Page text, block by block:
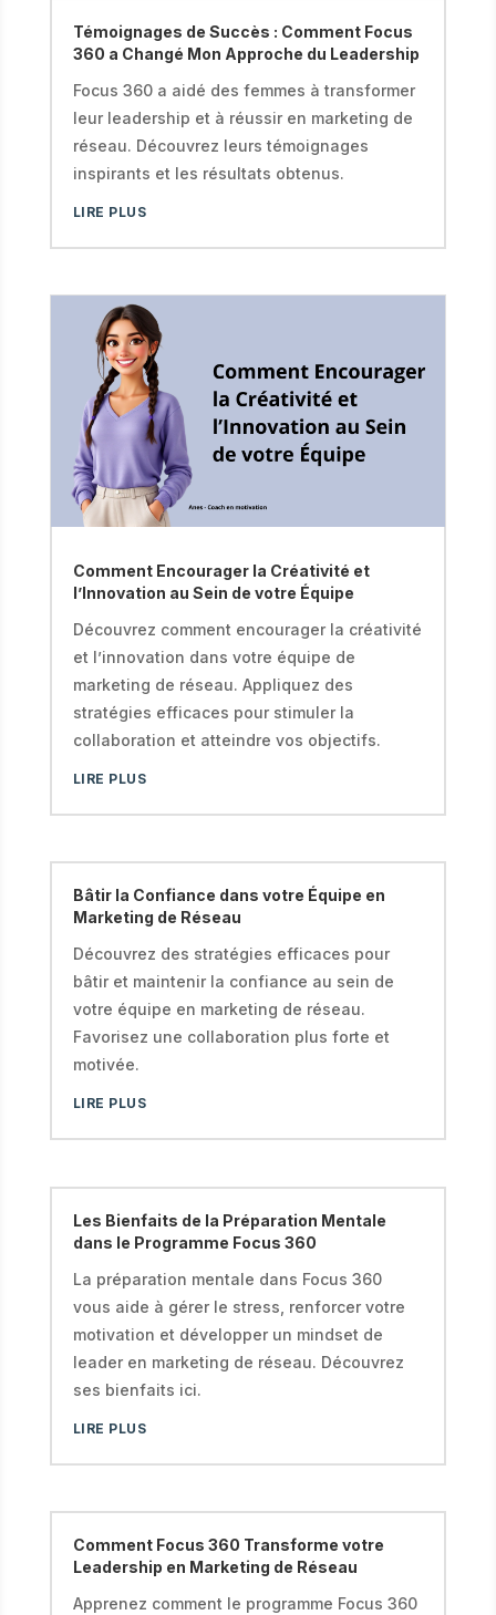
Témoignages de Succès : Comment Focus
360 a Changé Mon Approche du Leadership
Focus 360 a aidé des femmes à transformer
leur leadership et à réussir en marketing de
réseau. Découvrez leurs témoignages
inspirants et les résultats obtenus.
LIRE PLUS
Comment Encourager la Créativité et
l’Innovation au Sein de votre Équipe
Découvrez comment encourager la créativité
et l’innovation dans votre équipe de
marketing de réseau. Appliquez des
stratégies efficaces pour stimuler la
collaboration et atteindre vos objectifs.
LIRE PLUS
Bâtir la Confiance dans votre Équipe en
Marketing de Réseau
Découvrez des stratégies efficaces pour
bâtir et maintenir la confiance au sein de
votre équipe en marketing de réseau.
Favorisez une collaboration plus forte et
motivée.
LIRE PLUS
Les Bienfaits de la Préparation Mentale
dans le Programme Focus 360
La préparation mentale dans Focus 360
vous aide à gérer le stress, renforcer votre
motivation et développer un mindset de
leader en marketing de réseau. Découvrez
ses bienfaits ici.
LIRE PLUS
Comment Focus 360 Transforme votre
Leadership en Marketing de Réseau
Apprenez comment le programme Focus 360